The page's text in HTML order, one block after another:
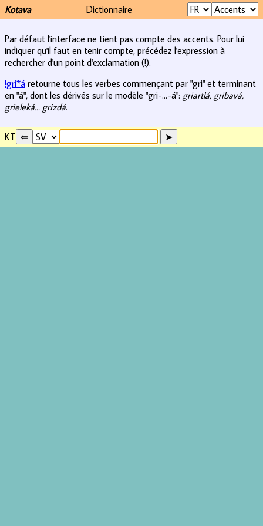
Kotava Dictionnaire
Par défaut l'interface ne tient pas compte des accents. Pour lui
indiquer qu'il faut en tenir compte, précédez l'expression à
rechercher d'un point d'exclamation (!).
!gri*á retourne tous les verbes commençant par "gri" et terminant
en "á", dont les dérivés sur le modèle "gri-...-á": griartlá, gribavá,
grieleká... grizdá.
KT